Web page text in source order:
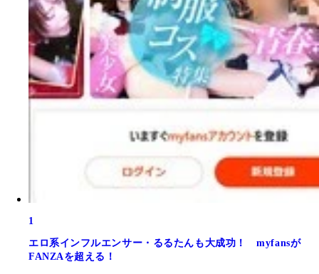
1
エロ系インフルエンサー・るるたんも大成功！ myfansが
FANZAを超える！